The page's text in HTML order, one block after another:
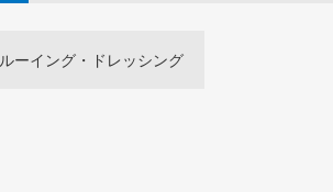
ーイング・ドレッシング